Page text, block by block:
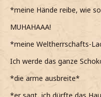
*meine Hände reibe, wie
MUHAHAAA!
*meine Weltherrschafts-
Ich werde das ganze
*die arme ausbreite*